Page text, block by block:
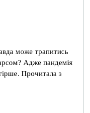
може трапитись
Адже пандемія
Прочитала з